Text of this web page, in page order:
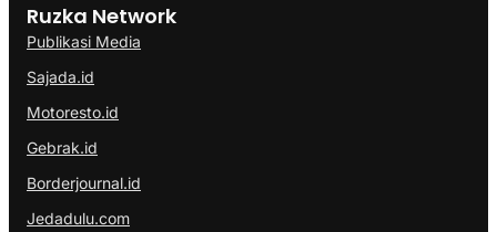
Ruzka Network
Publikasi Media
Sajada.id
Motoresto.id
Gebrak.id
Borderjournal.id
Jedadulu.com